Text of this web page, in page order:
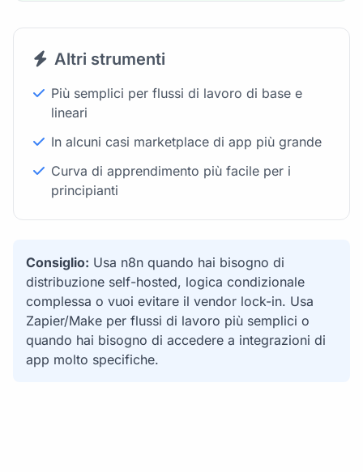
Altri strumenti
Più semplici per flussi di lavoro di base e
lineari
In alcuni casi marketplace di app più grande
Curva di apprendimento più facile per i
principianti
Consiglio: Usa n8n quando hai bisogno di
distribuzione self-hosted, logica condizionale
complessa o vuoi evitare il vendor lock-in. Usa
Zapier/Make per flussi di lavoro più semplici o
quando hai bisogno di accedere a integrazioni di
app molto specifiche.